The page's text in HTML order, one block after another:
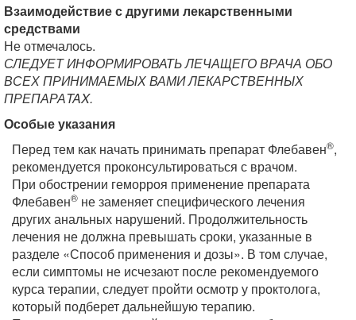
Взаимодействие с другими лекарственными
средствами
Не отмечалось.
СЛЕДУЕТ ИНФОРМИРОВАТЬ ЛЕЧАЩЕГО ВРАЧА ОБО
ВСЕХ ПРИНИМАЕМЫХ ВАМИ ЛЕКАРСТВЕННЫХ
ПРЕПАРАTAX.
Особые указания
Перед тем как начать принимать препарат Флебавен®,
рекомендуется проконсультироваться с врачом.
При обострении геморроя применение препарата
Флебавен® не заменяет специфического лечения
других анальных нарушений. Продолжительность
лечения не должна превышать сроки, указанные в
разделе «Способ применения и дозы». В том случае,
если симптомы не исчезают после рекомендуемого
курса терапии, следует пройти осмотр у проктолога,
который подберет дальнейшую терапию.